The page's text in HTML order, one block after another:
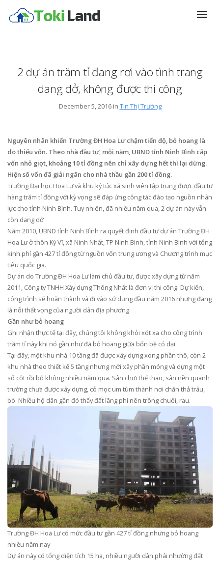
2 dự án trăm tỉ đang rơi vào tình trang
dang dở, không được thi công
December 5, 2016 in Tin Thị Trường
Nguyên nhân khiến Trường ĐH Hoa Lư chậm tiến độ, bỏ hoang là
do thiếu vốn. Theo nhà đầu tư, mỗi năm, UBND tỉnh Ninh Bình cấp
vốn nhỏ giọt, khoảng 10 tỉ đồng nên chỉ xây dựng hết thì lại dừng.
Hiện số vốn đã giải ngân cho nhà thầu gần 200 tỉ đồng.
Trường Đại học Hoa Lư và khu ký túc xá sinh viên tập trung được đầu tư
hàng trăm tỉ đồng với kỳ vọng sẽ đáp ứng công tác đào tạo nguồn nhân
lực cho tỉnh Ninh Bình. Tuy nhiên, đã nhiều năm qua, 2 dự án này vẫn
còn dang dở
Năm 2010, UBND tỉnh Ninh Bình ra quyết định đầu tư dự án Trường ĐH
Hoa Lư ở thôn Kỳ Vĩ, xã Ninh Nhất, TP Ninh Bình, tỉnh Ninh Bình với tổng
kinh phí gần 427 tỉ đồng từ nguồn vốn trung ương và Chương trình mục
tiêu quốc gia.
Dự án do Trường ĐH Hoa Lư làm chủ đầu tư, được xây dựng từ năm
2011, Công ty TNHH Xây dựng Thống Nhất là đơn vị thi công. Dự kiến,
công trình sẽ hoàn thành và đi vào sử dụng đầu năm 2016 nhưng đang
là nỗi thất vọng của người dân địa phương.
Gần như bỏ hoang
Ghi nhận thực tế tại đây, chúng tôi không khỏi xót xa cho công trình
trăm tỉ này khi nó gần như đã bỏ hoang giữa bốn bề cỏ dại.
Tại đây, một khu nhà 10 tầng đã được xây dựng xong phần thô, còn 2
khu nhà theo thiết kế 5 tầng nhưng mới xây phần móng và dựng một
số cột rồi bỏ không nhiều năm qua. Sân chơi thể thao, sân nền quanh
trường chưa được xây dựng, cỏ mọc um tùm thành nơi chăn thả trâu,
bò. Nhiều hộ dân gần đó thấy đất lãng phí nên trồng chuối, rau.
Trường ĐH Hoa Lư có mức đầu tư gần 427 tỉ đồng nhưng bỏ hoang
nhiều năm nay
Dự án này có tổng diện tích 15 ha, nhiều người dân phải nhường đất